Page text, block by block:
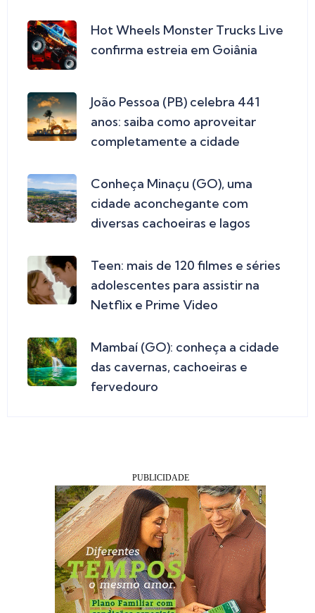
Hot Wheels Monster Trucks Live
confirma estreia em Goiânia
João Pessoa (PB) celebra 441
anos: saiba como aproveitar
completamente a cidade
Conheça Minaçu (GO), uma
cidade aconchegante com
diversas cachoeiras e lagos
Teen: mais de 120 filmes e séries
adolescentes para assistir na
Netflix e Prime Video
Mambaí (GO): conheça a cidade
das cavernas, cachoeiras e
fervedouro